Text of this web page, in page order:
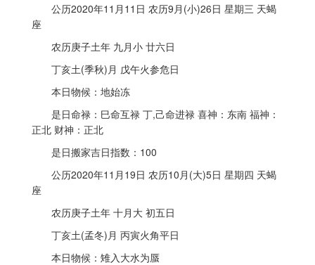
公历2020年11月11日 农历9月(小)26日 星期三 天蝎
座
农历庚子土年 九月小 廿六日
丁亥土(季秋)月 戊午火参危日
本日物候：地始冻
是日命禄：巳命互禄 丁,己命进禄 喜神：东南 福神：
正北 财神：正北
是日搬家吉日指数：100
公历2020年11月19日 农历10月(大)5日 星期四 天蝎
座
农历庚子土年 十月大 初五日
丁亥土(孟冬)月 丙寅火角平日
本日物候：雉入大水为蜃